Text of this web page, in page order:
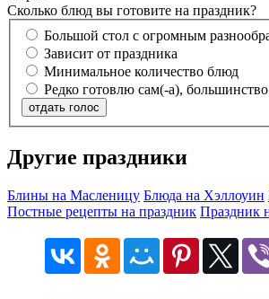
Сколько блюд вы готовите на праздник?
Большой стол с огромным
Зависит от праздника
Минимальное количество блюд
Редко готовлю сам(-а),
отдать голос
Другие праздники
Блины на Масленицу Блюда на Хэллоуин
Постные рецепты на праздник Праздник